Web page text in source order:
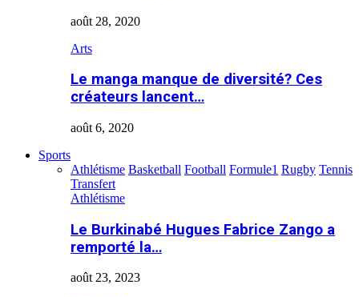
août 28, 2020
Arts
Le manga manque de diversité? Ces
créateurs lancent…
août 6, 2020
Sports
Athlétisme Basketball Football Formule1 Rugby Tennis
Transfert
Athlétisme
Le Burkinabé Hugues Fabrice Zango a
remporté la…
août 23, 2023